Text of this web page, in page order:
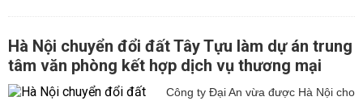
Hà Nội chuyển đổi đất Tây Tựu làm dự án trung
tâm văn phòng kết hợp dịch vụ thương mại
Công ty Đại An vừa được Hà Nội cho